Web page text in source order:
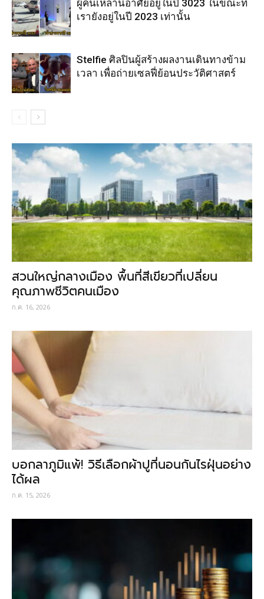
ผู้คนเหล่านี้อาศัยอยู่ในปี 3023 ในขณะที่
เรายังอยู่ในปี 2023 เท่านั้น
Stelfie ศิลปินผู้สร้างผลงานเดินทางข้าม
เวลา เพื่อถ่ายเซลฟี่ย้อนประวัติศาสตร์
สวนใหญ่กลางเมือง พื้นที่สีเขียวที่เปลี่ยน
คุณภาพชีวิตคนเมือง
ก.ค. 16, 2026
บอกลาภูมิแพ้! วิธีเลือกผ้าปูที่นอนกันไรฝุ่นอย่าง
ได้ผล
ก.ค. 15, 2026